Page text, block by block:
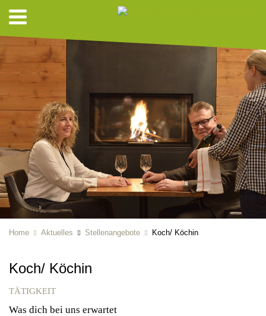
Home Aktuelles Stellenangebote Koch/ Köchin
Koch/ Köchin
TÄTIGKEIT
Was dich bei uns erwartet